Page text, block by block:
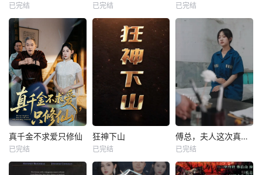
已完结 已完结 已完结
真千金不求爱只修仙
已完结
狂神下山
已完结
傅总，夫人这次真的死了
已完结